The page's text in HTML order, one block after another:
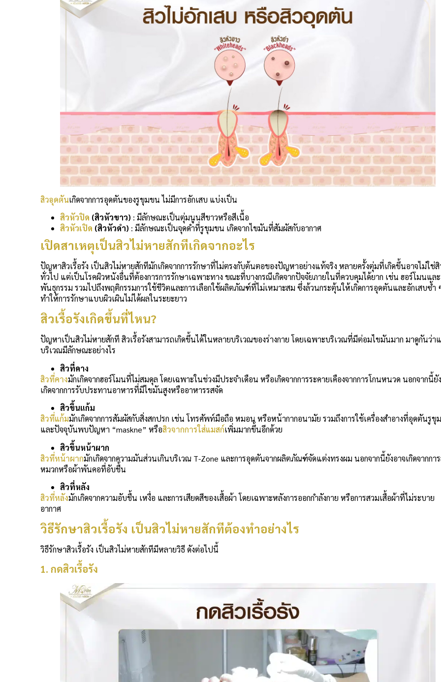
สิวอุดตันเกิดจากการอุดตันของรูขุมขน ไม่มีการอักเสบ แบ่งเป็น
สิวหัวปิด (สิวหัวขาว) : มีลักษณะเป็นตุ่มนูนสีขาวหรือสีเนื้อ
สิวหัวเปิด (สิวหัวดำ) : มีลักษณะเป็นจุดดำที่รูขุมขน เกิดจากไขมันที่สัมผัสกับอากาศ
เปิดสาเหตุเป็นสิวไม่หายสักทีเกิดจากอะไร
ปัญหาสิวเรื้อรัง เป็นสิวไม่หายสักทีมักเกิดจากการรักษาที่ไม่ตรงกับต้นตอของปัญหาอย่างแท้จริง หลายครั้งตุ่มที่เกิดขึ้นอาจไม่ใช่สิ
ทั่วไป แต่เป็นโรคผิวหนังอื่นที่ต้องการการรักษาเฉพาะทาง ขณะที่บางกรณีเกิดจากปัจจัยภายในที่ควบคุมได้ยาก เช่น ฮอร์โมนและ
พันธุกรรม รวมไปถึงพฤติกรรมการใช้ชีวิตและการเลือกใช้ผลิตภัณฑ์ที่ไม่เหมาะสม ซึ่งล้วนกระตุ้นให้เกิดการอุดตันและอักเสบซ้ำ
ทำให้การรักษาแบบผิวเผินไม่ได้ผลในระยะยาว
สิวเรื้อรังเกิดขึ้นที่ไหน?
ปัญหาเป็นสิวไม่หายสักที สิวเรื้อรังสามารถเกิดขึ้นได้ในหลายบริเวณของร่างกาย โดยเฉพาะบริเวณที่มีต่อมไขมันมาก มาดูกันว่า
บริเวณมีลักษณะอย่างไร
สิวที่คาง
สิวที่คางมักเกิดจากฮอร์โมนที่ไม่สมดุล โดยเฉพาะในช่วงมีประจำเดือน หรือเกิดจากการระคายเคืองจากการโกนหนวด นอกจากนี้ยั
เกิดจากการรับประทานอาหารที่มีไขมันสูงหรืออาหารรสจัด
สิวขึ้นแก้ม
สิวที่แก้มมักเกิดจากการสัมผัสกับสิ่งสกปรก เช่น โทรศัพท์มือถือ หมอน หรือหน้ากากอนามัย รวมถึงการใช้เครื่องสำอางที่อุดตันรูขุ
และปัจจุบันพบปัญหา “maskne” หรือสิวจากการใส่แมสก์เพิ่มมากขึ้นอีกด้วย
สิวขึ้นหน้าผาก
สิวที่หน้าผากมักเกิดจากความมันส่วนเกินบริเวณ T-Zone และการอุดตันจากผลิตภัณฑ์จัดแต่งทรงผม นอกจากนี้ยังอาจเกิดจากกา
หมวกหรือผ้าพันคอที่อับชื้น
สิวที่หลัง
สิวที่หลังมักเกิดจากความอับชื้น เหงื่อ และการเสียดสีของเสื้อผ้า โดยเฉพาะหลังการออกกำลังกาย หรือการสวมเสื้อผ้าที่ไม่ระบาย
อากาศ
วิธีรักษาสิวเรื้อรัง เป็นสิวไม่หายสักทีต้องทำอย่างไร
วิธีรักษาสิวเรื้อรัง เป็นสิวไม่หายสักทีมีหลายวิธี ดังต่อไปนี้
1. กดสิวเรื้อรัง